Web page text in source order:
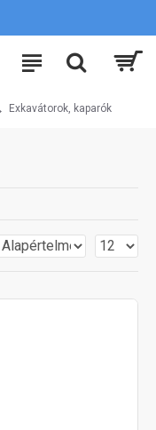
Exkavátorok, kaparók